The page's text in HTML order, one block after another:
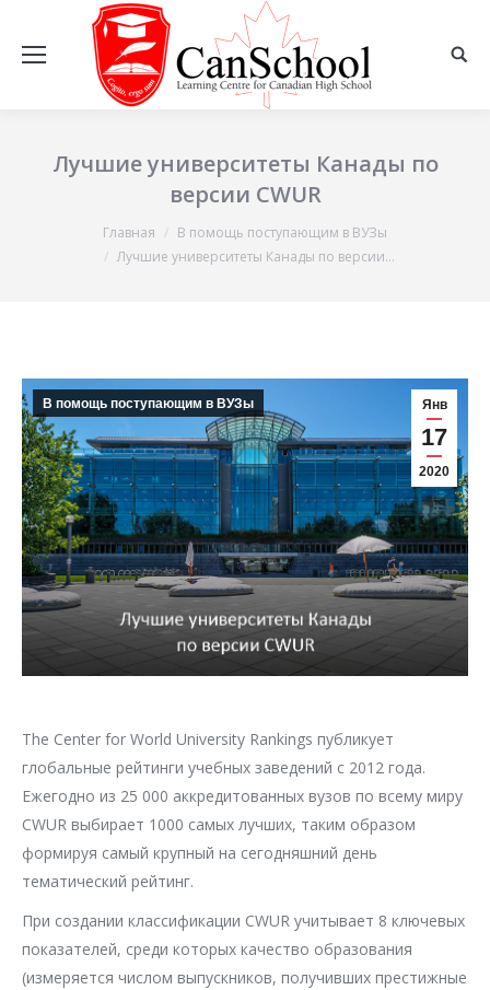
Лучшие университеты Канады по
версии CWUR
Главная
В помощь поступающим в ВУЗы
Лучшие университеты Канады по версии…
Янв
17
2020
В помощь поступающим в ВУЗы
The Center for World University Rankings публикует
глобальные рейтинги учебных заведений с 2012 года.
Ежегодно из 25 000 аккредитованных вузов по всему миру
CWUR выбирает 1000 самых лучших, таким образом
формируя самый крупный на сегодняшний день
тематический рейтинг.
При создании классификации CWUR учитывает 8 ключевых
показателей, среди которых качество образования
(измеряется числом выпускников, получивших престижные